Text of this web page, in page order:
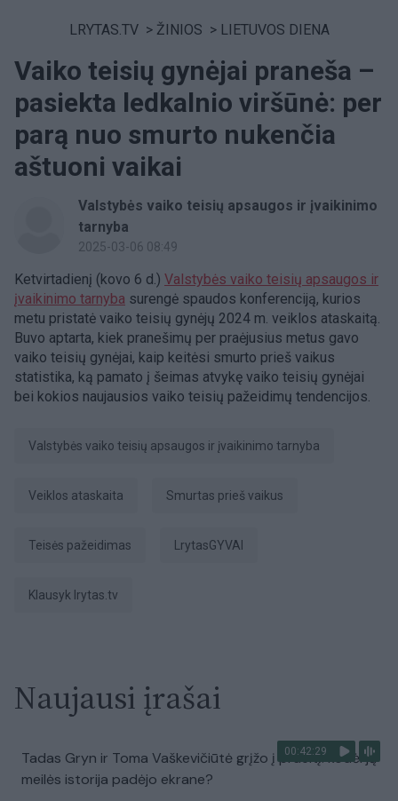
LRYTAS.TV > ŽINIOS > LIETUVOS DIENA
Vaiko teisių gynėjai praneša –
pasiekta ledkalnio viršūnė: per
parą nuo smurto nukenčia
aštuoni vaikai
Valstybės vaiko teisių apsaugos ir įvaikinimo
tarnyba
2025-03-06 08:49
Ketvirtadienį (kovo 6 d.) Valstybės vaiko teisių apsaugos ir
įvaikinimo tarnyba surengė spaudos konferenciją, kurios
metu pristatė vaiko teisių gynėjų 2024 m. veiklos ataskaitą.
Buvo aptarta, kiek pranešimų per praėjusius metus gavo
vaiko teisių gynėjai, kaip keitėsi smurto prieš vaikus
statistika, ką pamato į šeimas atvykę vaiko teisių gynėjai
bei kokios naujausios vaiko teisių pažeidimų tendencijos.
Valstybės vaiko teisių apsaugos ir įvaikinimo tarnyba
veiklos ataskaita smurtas prieš vaikus
teisės pažeidimas LrytasGYVAI
Klausyk lrytas.tv
Naujausi įrašai
00:42:29
Tadas Gryn ir Toma Vaškevičiūtė grįžo į praeitį: kodėl jų
meilės istorija padėjo ekrane?